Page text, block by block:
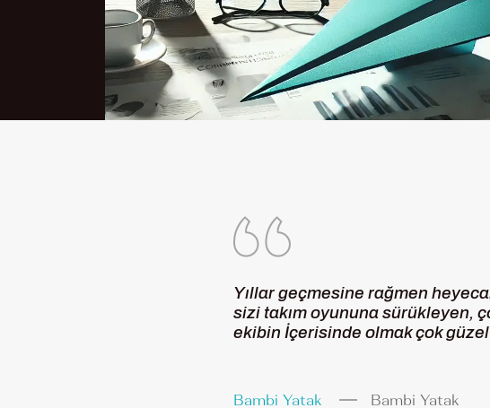
Yıllar geçmesine rağmen
sizi takım oyununa sürükleyen,
ekibin İçerisinde olmak çok
Bambi Yatak Bambi Yatak